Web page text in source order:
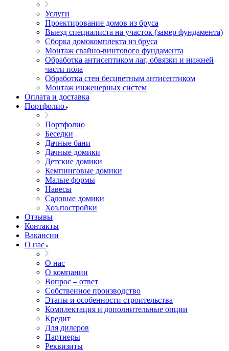
Услуги
Проектирование домов из бруса
Выезд специалиста на участок (замер фундамента)
Сборка домокомплекта из бруса
Монтаж свайно-винтового фундамента
Обработка антисептиком лаг, обвязки и нижней
части пола
Обработка стен бесцветным антисептиком
Монтаж инженерных систем
Оплата и доставка
Портфолио
Портфолио
Беседки
Дачные бани
Дачные домики
Детские домики
Кемпинговые домики
Малые формы
Навесы
Садовые домики
Хоз.постройки
Отзывы
Контакты
Вакансии
О нас
О нас
О компании
Вопрос – ответ
Собственное производство
Этапы и особенности строительства
Комплектация и дополнительные опции
Кредит
Для дилеров
Партнеры
Реквизиты